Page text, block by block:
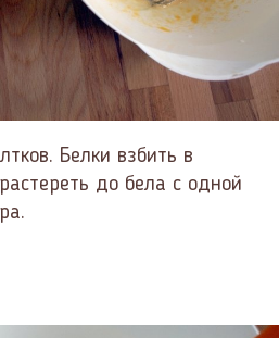
Белки взбить в
до бела с одной